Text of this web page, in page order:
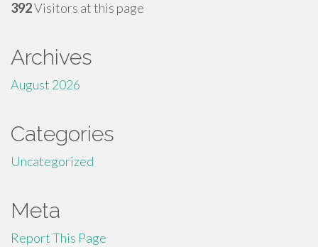
392Visitors at this page
Archives
August 2026
Categories
Uncategorized
Meta
Report This Page